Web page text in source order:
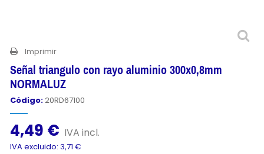
Imprimir
Señal triangulo con rayo aluminio 300x0,8mm
NORMALUZ
Código:20RD67100
4,49 € IVA incl.
IVA excluido: 3,71 €